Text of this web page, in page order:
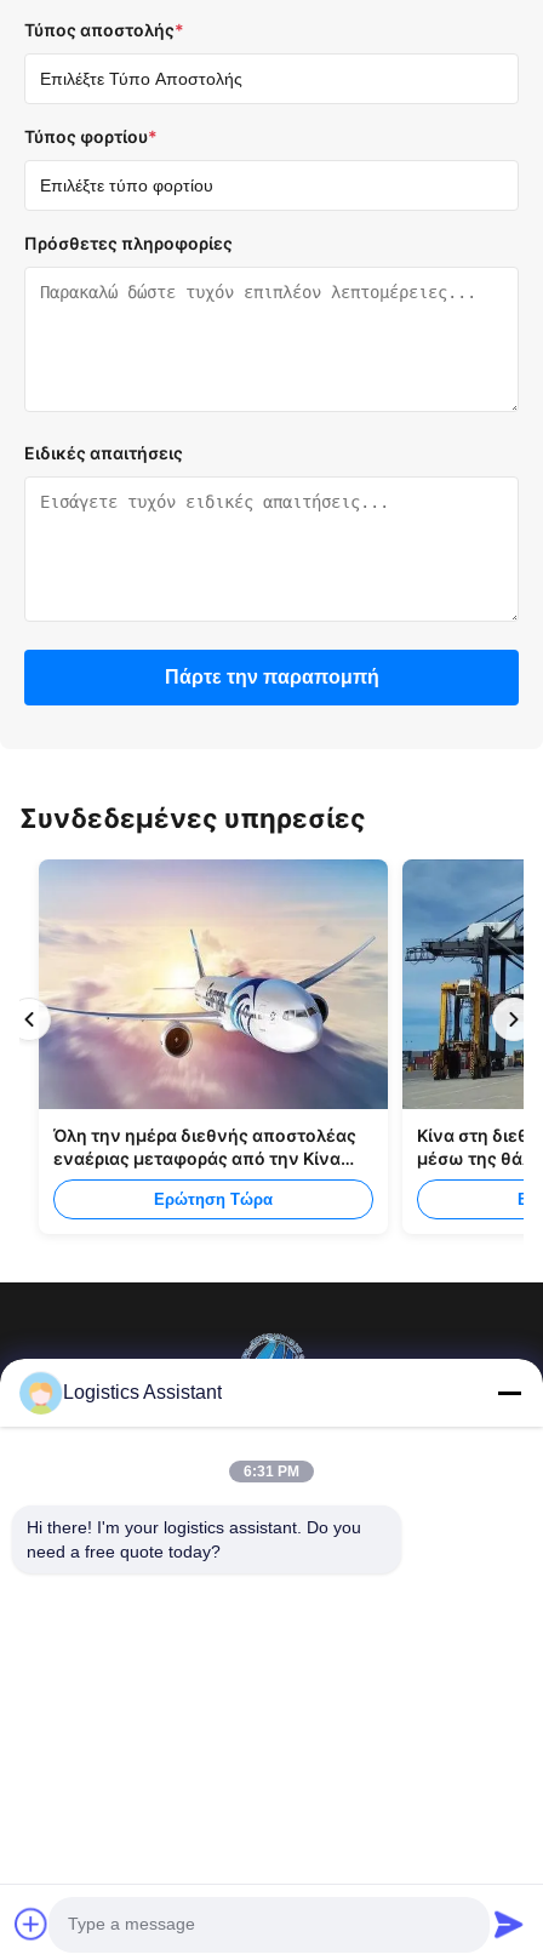
Τύπος αποστολής*
Τύπος φορτίου*
Πρόσθετες πληροφορίες
Ειδικές απαιτήσεις
Πάρτε την παραπομπή
Συνδεδεμένες υπηρεσίες
Όλη την ημέρα διεθνής αποστολέας
εναέριας μεταφοράς από την Κίνα
στη Μανίλα
Ερώτηση Τώρα
Κίνα στη
μέσω της
Επέλεξέ μας και δε θα μας ξεχάσεις ποτέ.
σύνδεσμοι
© 2026 SHANGHAI TOP WAY INTERNATIONAL TRANSPORT CO.,LTD. All
Logistics Assistant
6:31 PM
Hi there! I'm your logistics assistant. Do you
need a free quote today?